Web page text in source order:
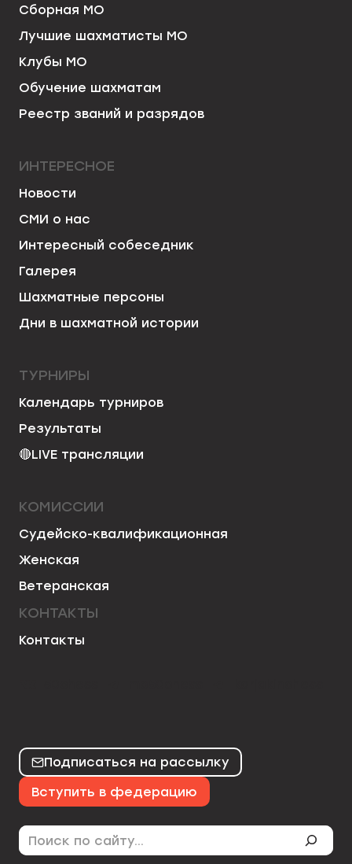
Сборная МО
Лучшие шахматисты МО
Клубы МО
Обучение шахматам
Реестр званий и разрядов
ИНТЕРЕСНОЕ
Новости
СМИ о нас
Интересный собеседник
Галерея
Шахматные персоны
Дни в шахматной истории
ТУРНИРЫ
Календарь турниров
Результаты
🔴LIVE трансляции
КОМИССИИ
Судейско-квалификационная
Женская
Ветеранская
КОНТАКТЫ
Контакты
Подписаться на рассылку
Вступить в федерацию
Поиск